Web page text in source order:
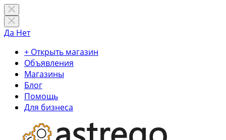
Да Нет
+ Открыть магазин
Объявления
Магазины
Блог
Помощь
Для бизнеса